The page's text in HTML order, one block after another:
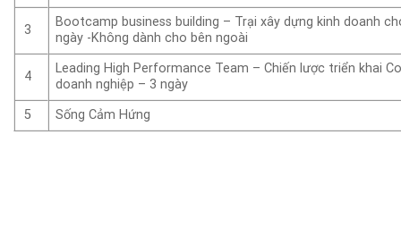
3
Bootcamp business building – Trại xây dựng kinh doanh
ngày -Không dành cho bên ngoài
4
Leading High Performance Team – Chiến lược triển khai
doanh nghiệp – 3 ngày
5
Sống Cảm Hứng